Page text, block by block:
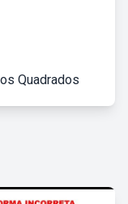
Quadrados